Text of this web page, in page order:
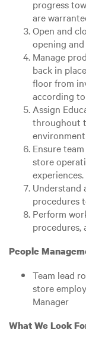
progress
are
Open and
opening
Manage
back in
floor from
according
Assign
throughout
Ensure
store
experiences.
Understand
procedures
Perform
procedures,
People
Team lead
store
Manager
What We Look